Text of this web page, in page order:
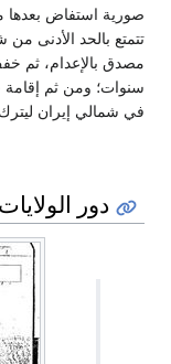
صورية استفاض بعدها
تتمتع بالحد الأدنى
مصدق بالإعدام، ثم
سنوات؛ ومن ثم إقامة
في شمالي إيران ليترك
دور